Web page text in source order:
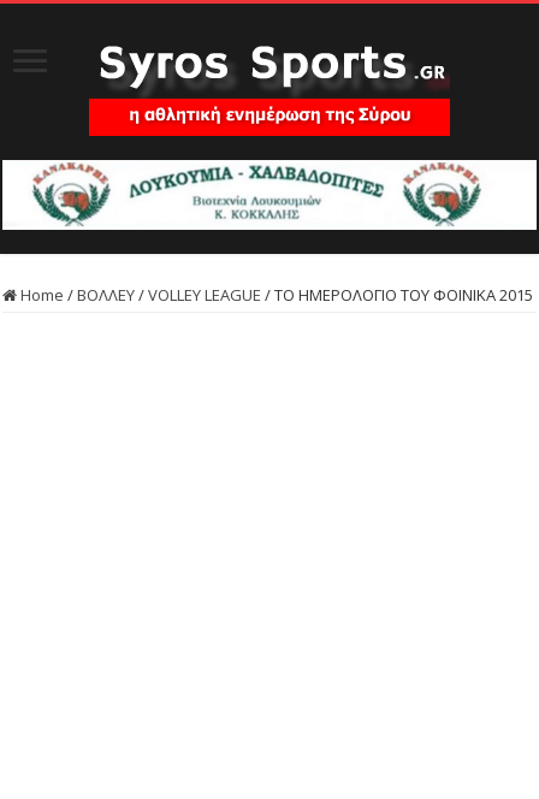
Home /ΒΟΛΛΕΥ/VOLLEY LEAGUE /ΤΟ ΗΜΕΡΟΛΟΓΙΟ ΤΟΥ ΦΟΙΝΙΚΑ 2015